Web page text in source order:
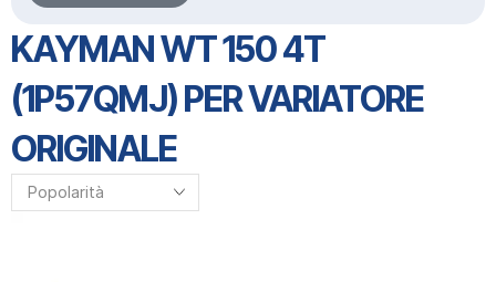
KAYMAN WT 150 4T
(1P57QMJ) PER VARIATORE
ORIGINALE